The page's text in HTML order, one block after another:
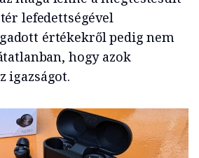
lefedettségével
értékekről pedig nem
hogy azok
igazságot.